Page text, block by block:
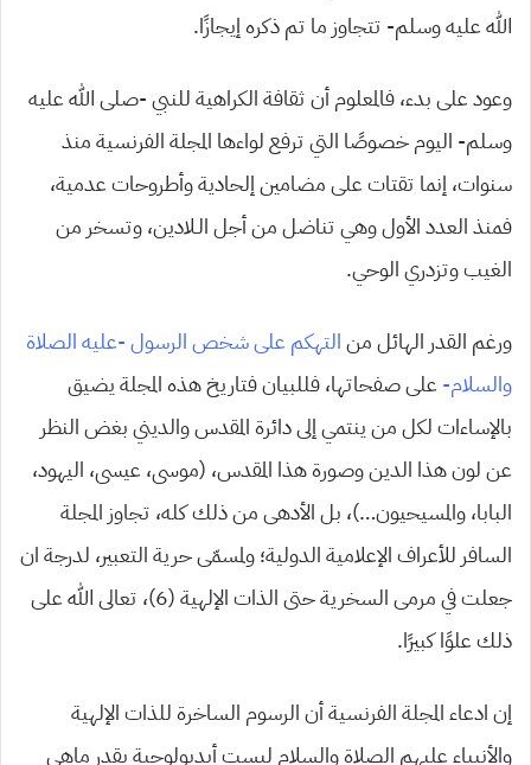
الله عليه وسلم- تتجاوز ما تم ذكره إيجازًا.
وعود على بدء، فالمعلوم أن ثقافة الكراهية للنبي -صلى الله عليه
وسلم- اليوم خصوصًا التي ترفع لواءها المجلة الفرنسية منذ
سنوات، إنما تقتات على مضامين إلحادية وأطروحات عدمية،
فمنذ العدد الأول وهي تناضل من أجل الـلادين، وتسخر من
الغيب وتزدري الوحي.
ورغم القدر الهائل منالتهكم على شخص الرسول -عليه الصلاة
والسلام- على صفحاتها، فللبيان فتاريخ هذه المجلة يضيق
بالإساءات لكل من ينتمي إلى دائرة المقدس والديني بغض النظر
عن لون هذا الدين وصورة هذا المقدس، (موسى، عيسى، اليهود،
البابا، والمسيحيون…)، بل الأدهى من ذلك كله، تجاوز المجلة
السافر للأعراف الإعلامية الدولية؛ ولمسمّى حرية التعبير، لدرجة ان
جعلت في مرمى السخرية حتى الذات الإلهية (6)، تعالى الله على
ذلك علوًا كبيرًا.
إن ادعاء المجلة الفرنسية أن الرسوم الساخرة للذات الإلهية
والأنبياء عليهم الصلاة والسلام ليست أيديولوجية بقدر ماهي